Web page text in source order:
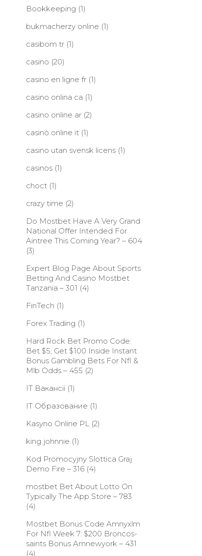
Bookkeeping (1)
bukmacherzy online (1)
casibom tr(1)
casino (20)
casino en ligne fr(1)
casino onlina ca (1)
casino online ar(2)
casinò online it(1)
casino utan svensk licens(1)
casinos(1)
choct(1)
crazy time (2)
Do Mostbet Have A Very Grand
National Offer Intended For
Aintree This Coming Year? – 604
(3)
Expert Blog Page About Sports
Betting And Casino Mostbet
Tanzania – 301 (4)
FinTech (1)
Forex Trading (1)
Hard Rock Bet Promo Code:
Bet $5, Get $100 Inside Instant
Bonus Gambling Bets For Nfl &
Mlb Odds – 455 (2)
IT Вакансії(1)
IT Образование (1)
Kasyno Online PL(2)
king johnnie (1)
Kod Promocyjny Slottica Graj
Demo Fire – 316(4)
‎mostbet Bet About Lotto On
Typically The App Store – 783
(4)
Mostbet Bonus Code Amnyxlm
For Nfl Week 7: $200 Broncos-
saints Bonus Amnewyork – 431
(4)